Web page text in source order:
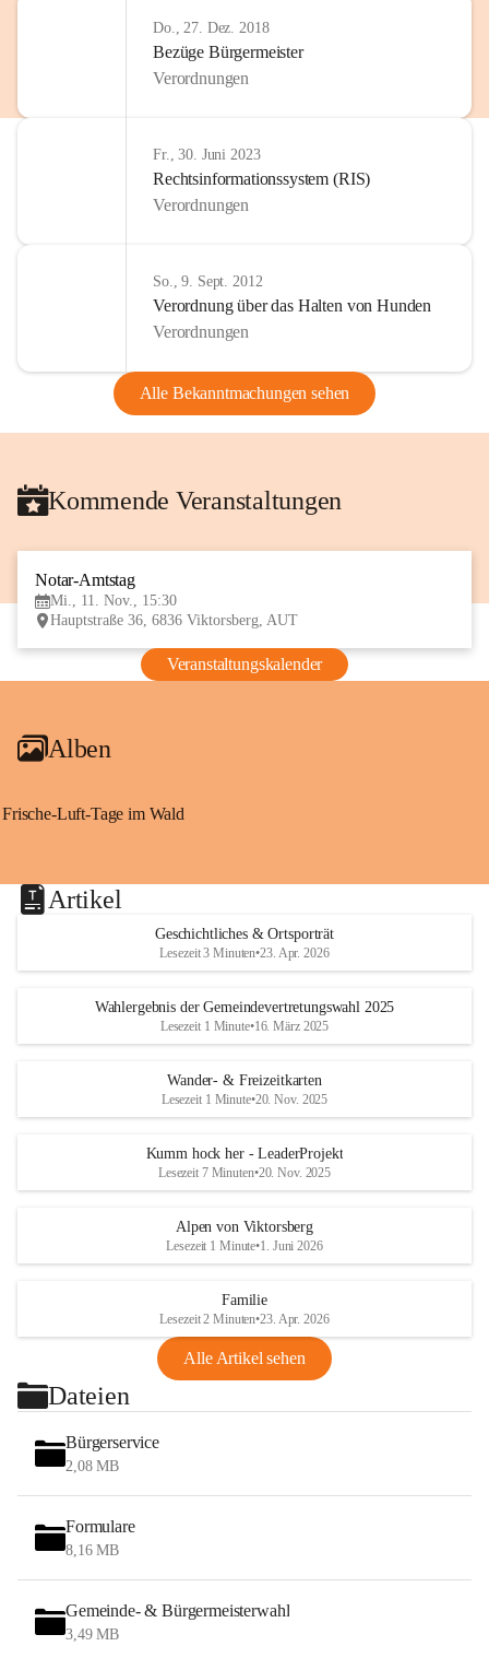
Do., 27. Dez. 2018
Bezüge Bürgermeister
Verordnungen
Fr., 30. Juni 2023
Rechtsinformationssystem (RIS)
Verordnungen
So., 9. Sept. 2012
Verordnung über das Halten von Hunden
Verordnungen
Alle Bekanntmachungen sehen
Kommende Veranstaltungen
Notar-Amtstag
Mi., 11. Nov., 15:30
Hauptstraße 36, 6836 Viktorsberg, AUT
Veranstaltungskalender
Alben
Frische-Luft-Tage im Wald
Artikel
Geschichtliches & Ortsporträt
Lesezeit 3 Minuten•23. Apr. 2026
Wahlergebnis der Gemeindevertretungswahl 2025
Lesezeit 1 Minute•16. März 2025
Wander- & Freizeitkarten
Lesezeit 1 Minute•20. Nov. 2025
Kumm hock her - LeaderProjekt
Lesezeit 7 Minuten•20. Nov. 2025
Alpen von Viktorsberg
Lesezeit 1 Minute•1. Juni 2026
Familie
Lesezeit 2 Minuten•23. Apr. 2026
Alle Artikel sehen
Dateien
Bürgerservice
2,08 MB
Formulare
8,16 MB
Gemeinde- & Bürgermeisterwahl
3,49 MB